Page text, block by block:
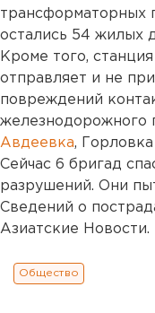
трансформаторных
остались 54 жилых
Кроме того,
отправляет и не
повреждений
железнодорожного
Авдеевка,
Сейчас 6 бригад
разрушений. Они
Сведений о
Азиатские Новости.
Общество